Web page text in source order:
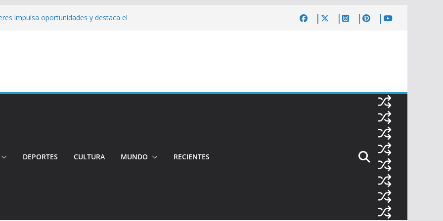
impulsa oportunidades y destaca el
candidatura para buscar la
su candidatura a la Alcaldía de Quito
DEPORTES CULTURA MUNDO RECIENTES